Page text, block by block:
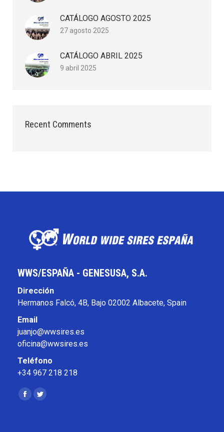
CATÁLOGO AGOSTO 2025
27 agosto 2025
CATÁLOGO ABRIL 2025
9 abril 2025
Recent Comments
WWS/ESPAÑA - GENESUSA, S.A.
Dirección
Hermanos Falcó, 4B, Bajo 02002 Albacete, Spain
Email
juanjo@wwsires.es
oficina@wwsires.es
Teléfono
+34 967 218 218
Encuéntranos en:
Facebook
Twitter